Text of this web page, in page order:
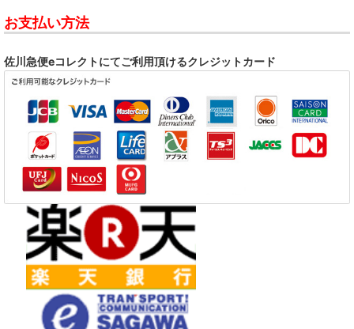
お支払い方法
佐川急便eコレクトにてご利用頂けるクレジットカード